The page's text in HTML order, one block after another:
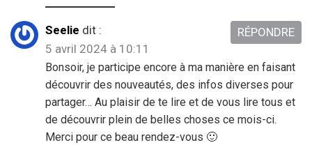
Seelie dit :
5 avril 2024 à 10:11
Bonsoir, je participe encore à ma manière en faisant
découvrir des nouveautés, des infos diverses pour
partager… Au plaisir de te lire et de vous lire tous et
de découvrir plein de belles choses ce mois-ci.
Merci pour ce beau rendez-vous 🙂
RÉPONDRE